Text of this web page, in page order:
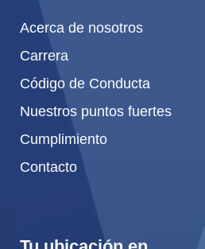
Acerca de nosotros
Carrera
Código de Conducta
Nuestros puntos fuertes
Cumplimiento
Contacto